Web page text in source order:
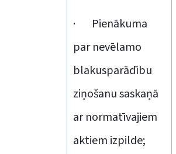
· Pienākuma
par nevēlamo
blakusparādību
ziņošanu saskaņā
ar normatīvajiem
aktiem izpilde;